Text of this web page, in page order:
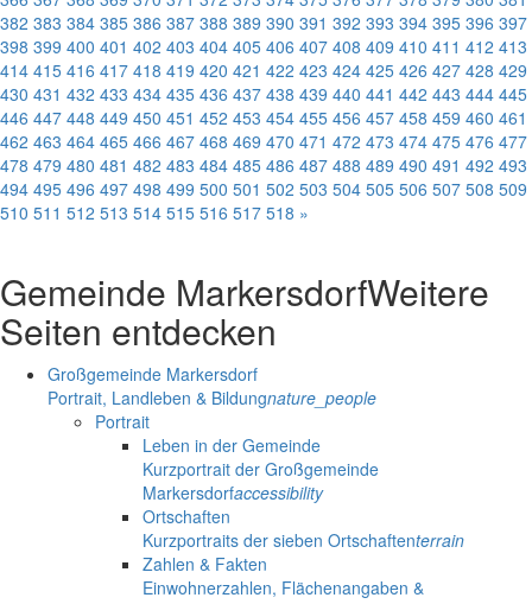
382 383 384 385 386 387 388 389 390 391 392 393 394 395 396 397
398 399 400 401 402 403 404 405 406 407 408 409 410 411 412 413
414 415 416 417 418 419 420 421 422 423 424 425 426 427 428 429
430 431 432 433 434 435 436 437 438 439 440 441 442 443 444 445
446 447 448 449 450 451 452 453 454 455 456 457 458 459 460 461
462 463 464 465 466 467 468 469 470 471 472 473 474 475 476 477
478 479 480 481 482 483 484 485 486 487 488 489 490 491 492 493
494 495 496 497 498 499 500 501 502 503 504 505 506 507 508 509
510 511 512 513 514 515 516 517 518 »
Gemeinde MarkersdorfWeitere
Seiten entdecken
Großgemeinde Markersdorf
Portrait, Landleben & Bildungnature_people
Portrait
Leben in der Gemeinde
Kurzportrait der Großgemeinde
Markersdorfaccessibility
Ortschaften
Kurzportraits der sieben Ortschaftenterrain
Zahlen & Fakten
Einwohnerzahlen, Flächenangaben &